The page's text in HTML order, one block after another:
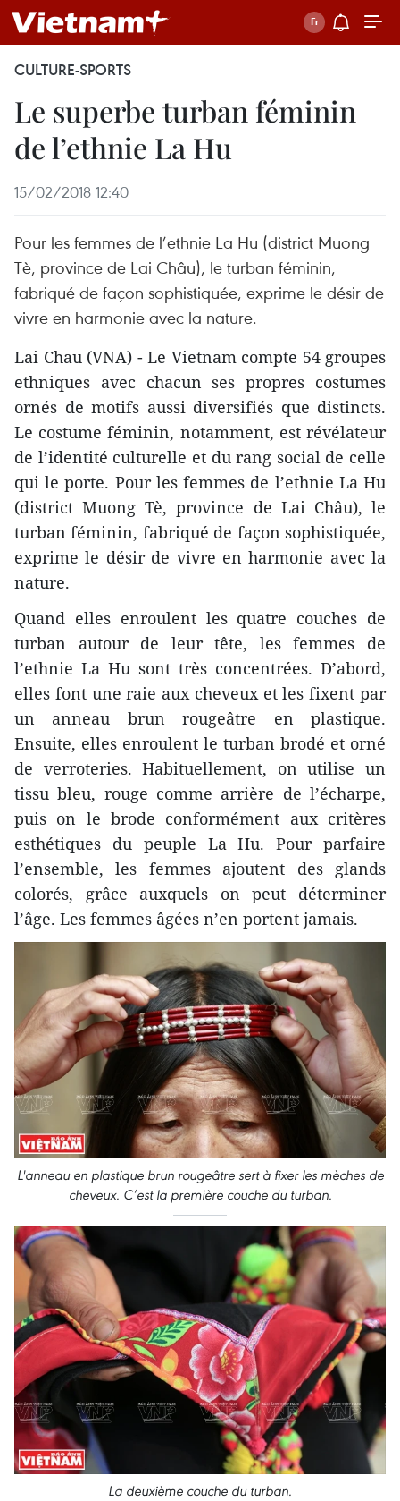
CULTURE-SPORTS
Le superbe turban féminin
de l’ethnie La Hu
15/02/2018 12:40
Pour les femmes de l’ethnie La Hu (district Muong
Tè, province de Lai Châu), le turban féminin,
fabriqué de façon sophistiquée, exprime le désir de
vivre en harmonie avec la nature.
Lai Chau (VNA) - Le Vietnam compte 54 groupes
ethniques avec chacun ses propres costumes
ornés de motifs aussi diversifiés que distincts.
Le costume féminin, notamment, est révélateur
de l’identité culturelle et du rang social de celle
qui le porte. Pour les femmes de l’ethnie La Hu
(district Muong Tè, province de Lai Châu), le
turban féminin, fabriqué de façon sophistiquée,
exprime le désir de vivre en harmonie avec la
nature.
Quand elles enroulent les quatre couches de
turban autour de leur tête, les femmes de
l’ethnie La Hu sont très concentrées. D’abord,
elles font une raie aux cheveux et les fixent par
un anneau brun rougeâtre en plastique.
Ensuite, elles enroulent le turban brodé et orné
de verroteries. Habituellement, on utilise un
tissu bleu, rouge comme arrière de l’écharpe,
puis on le brode conformément aux critères
esthétiques du peuple La Hu. Pour parfaire
l’ensemble, les femmes ajoutent des glands
colorés, grâce auxquels on peut déterminer
l’âge. Les femmes âgées n’en portent jamais.
L'anneau en plastique brun rougeâtre sert à fixer les mèches de
cheveux. C’est la première couche du turban.
La deuxième couche du turban.